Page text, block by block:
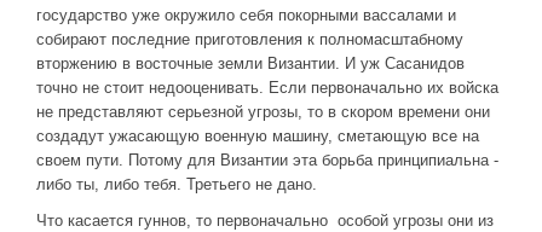
государство уже окружило себя покорными вассалами и
собирают последние приготовления к полномасштабному
вторжению в восточные земли Византии. И уж Сасанидов
точно не стоит недооценивать. Если первоначально их войска
не представляют серьезной угрозы, то в скором времени они
создадут ужасающую военную машину, сметающую все на
своем пути. Потому для Византии эта борьба принципиальна -
либо ты, либо тебя. Третьего не дано.
Что касается гуннов, то первоначально особой угрозы они из